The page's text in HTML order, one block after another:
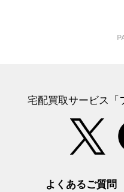
宅配買取サービス「
よくあるご質問